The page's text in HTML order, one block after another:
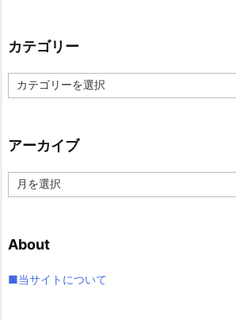
カテゴリー
カ
テ
ー
アーカイブ
ー
ブ
About
■当サイトについて